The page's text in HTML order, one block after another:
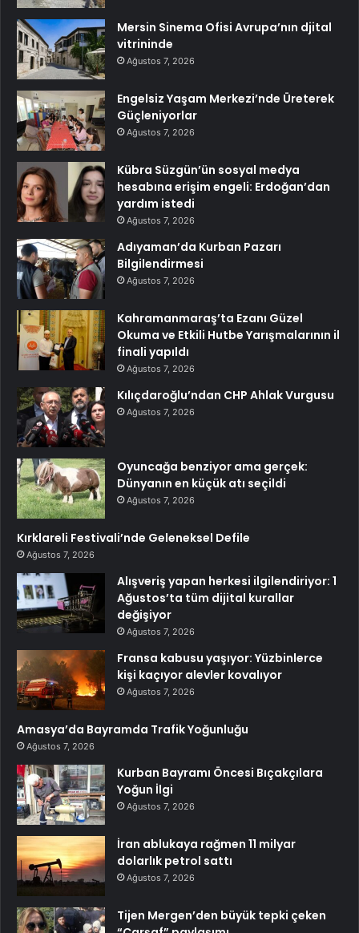
Mersin Sinema Ofisi Avrupa’nın djital
vitrininde
Ağustos 7, 2026
Engelsiz Yaşam Merkezi’nde Üreterek
Güçleniyorlar
Ağustos 7, 2026
Kübra Süzgün’ün sosyal medya
hesabına erişim engeli: Erdoğan’dan
yardım istedi
Ağustos 7, 2026
Adıyaman’da Kurban Pazarı
Bilgilendirmesi
Ağustos 7, 2026
Kahramanmaraş’ta Ezanı Güzel
Okuma ve Etkili Hutbe Yarışmalarının il
finali yapıldı
Ağustos 7, 2026
Kılıçdaroğlu’ndan CHP Ahlak Vurgusu
Ağustos 7, 2026
Oyuncağa benziyor ama gerçek:
Dünyanın en küçük atı seçildi
Ağustos 7, 2026
Kırklareli Festivali’nde Geleneksel Defile
Ağustos 7, 2026
Alışveriş yapan herkesi ilgilendiriyor: 1
Ağustos’ta tüm dijital kurallar
değişiyor
Ağustos 7, 2026
Fransa kabusu yaşıyor: Yüzbinlerce
kişi kaçıyor alevler kovalıyor
Ağustos 7, 2026
Amasya’da Bayramda Trafik Yoğunluğu
Ağustos 7, 2026
Kurban Bayramı Öncesi Bıçakçılara
Yoğun İlgi
Ağustos 7, 2026
İran ablukaya rağmen 11 milyar
dolarlık petrol sattı
Ağustos 7, 2026
Tijen Mergen’den büyük tepki çeken